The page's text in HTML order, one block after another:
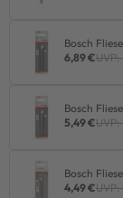
Bosch
6,89 €UVP:
Bosch
5,49 €UVP:
Bosch
4,49 €UVP: